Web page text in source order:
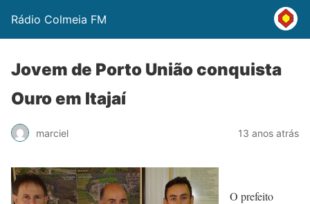
Rádio Colmeia FM
Jovem de Porto União conquista
Ouro em Itajaí
marciel 13 anos atrás
O prefeito